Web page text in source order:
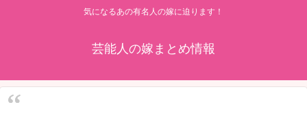
気になるあの有名人の嫁に迫ります！
芸能人の嫁まとめ情報